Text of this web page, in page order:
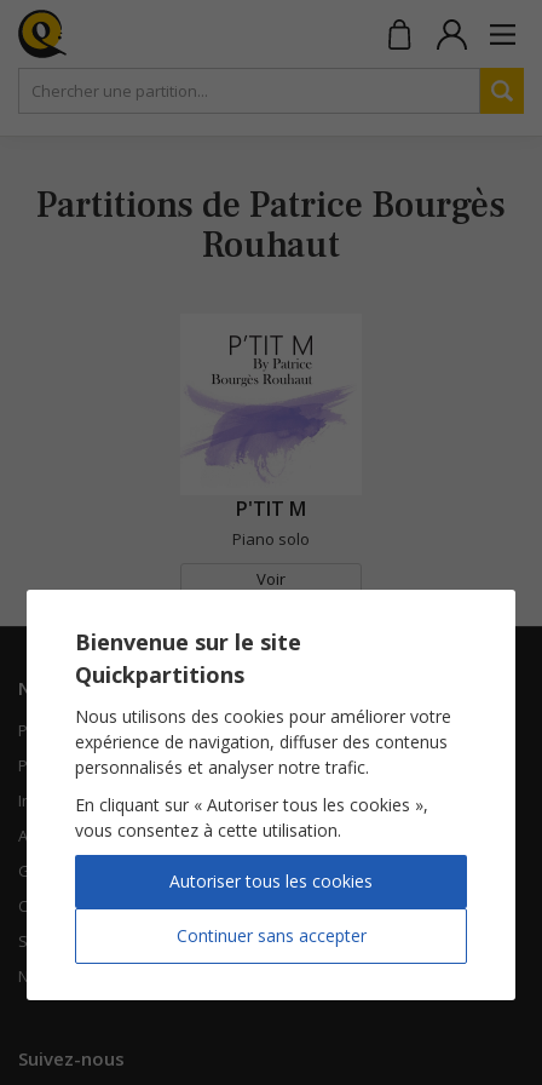
Partitions de Patrice Bourgès
Rouhaut
P'TIT M
Piano solo
Voir
Navigation
Piano Chant
Piano Solo
Instruments solistes
Accordéon
Guitare
Chorales
Songbooks
Nouvelles partitions
Contactez-nous
Qui sommes-nous
FAQ
À propos
CGV
Mentions légales
Suivez-nous
Bienvenue sur le site
Quickpartitions
Nous utilisons des cookies pour améliorer votre
expérience de navigation, diffuser des contenus
personnalisés et analyser notre trafic.
En cliquant sur « Autoriser tous les cookies »,
vous consentez à cette utilisation.
Continuer sans accepter
Autoriser tous les cookies